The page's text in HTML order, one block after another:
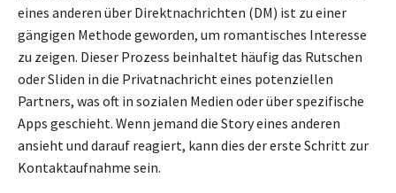
eines anderen über Direktnachrichten (DM) ist zu einer
gängigen Methode geworden, um romantisches Interesse
zu zeigen. Dieser Prozess beinhaltet häufig das Rutschen
oder Sliden in die Privatnachricht eines potenziellen
Partners, was oft in sozialen Medien oder über spezifische
Apps geschieht. Wenn jemand die Story eines anderen
ansieht und darauf reagiert, kann dies der erste Schritt zur
Kontaktaufnahme sein.